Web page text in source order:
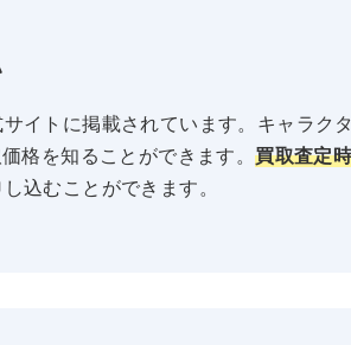
イトに掲載されています。キャラク
格を知ることができます。買取査定
込むことができます。